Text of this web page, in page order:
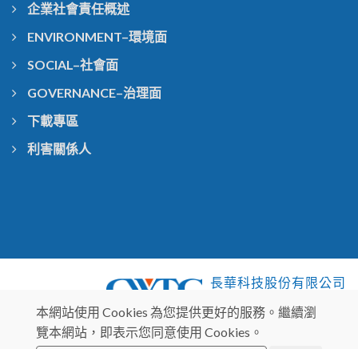
企業社會責任概述
ENVIRONMENT–環境面
SOCIAL–社會面
GOVERNANCE–治理面
下載專區
利害關係人
長華科技股份有限公司
本網站使用 Cookies 為您提供更好的服務。繼續瀏
覽本網站，即表示您同意使用 Cookies。